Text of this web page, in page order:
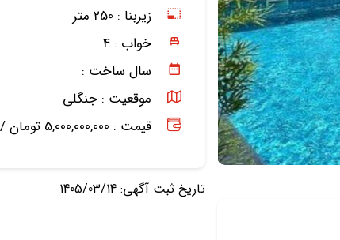
زیربنا : 250 متر
خواب : 4
سال ساخت :
موقعیت : جنگلی
قیمت : 5,000,000,000 تومان /
تاریخ ثبت آگهی: 1405/03/14